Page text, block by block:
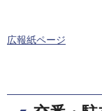
広報紙ページ